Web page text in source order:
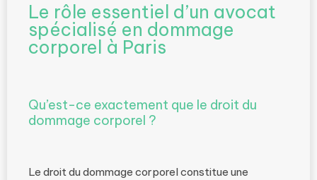
Le rôle essentiel d’un avocat
spécialisé en dommage
corporel à Paris
Qu’est-ce exactement que le droit du
dommage corporel ?
Le droit du dommage corporel constitue une